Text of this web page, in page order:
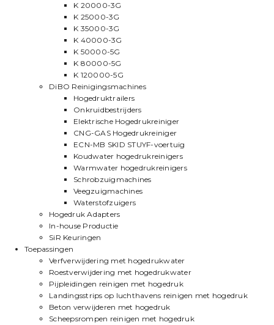
K 20000-3G
K 25000-3G
K 35000-3G
K 40000-3G
K 50000-5G
K 80000-5G
K 120000-5G
DiBO Reinigingsmachines
Hogedruktrailers
Onkruidbestrijders
Elektrische Hogedrukreiniger
CNG-GAS Hogedrukreiniger
ECN-MB SKID STUYF-voertuig
Koudwater hogedrukreinigers
Warmwater hogedrukreinigers
Schrobzuigmachines
Veegzuigmachines
Waterstofzuigers
Hogedruk Adapters
In-house Productie
SiR Keuringen
Toepassingen
Verfverwijdering met hogedrukwater
Roestverwijdering met hogedrukwater
Pijpleidingen reinigen met hogedruk
Landingsstrips op luchthavens reinigen met hogedruk
Beton verwijderen met hogedruk
Scheepsrompen reinigen met hogedruk